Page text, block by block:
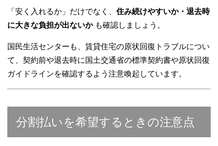
「安く入れるか」だけでなく、 住み続けやすいか・退去時
に大きな負担が出ないかも確認しましょう。
国民生活センターも、賃貸住宅の原状回復トラブルについ
て、契約前や退去時に国土交通省の標準契約書や原状回復
ガイドラインを確認するよう注意喚起しています。
分割払いを希望するときの注意点